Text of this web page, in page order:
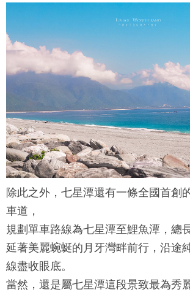
除此之外， 七星潭還有一條全國首創
車道，
規劃單車路線為七星潭至鯉魚潭，總
延著美麗蜿蜒的月牙灣畔前行，沿途
線盡收眼底。
當然，還是屬七星潭這段景致最為秀麗